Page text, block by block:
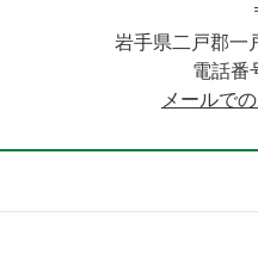
岩手県二戸郡一
電話番
メールで